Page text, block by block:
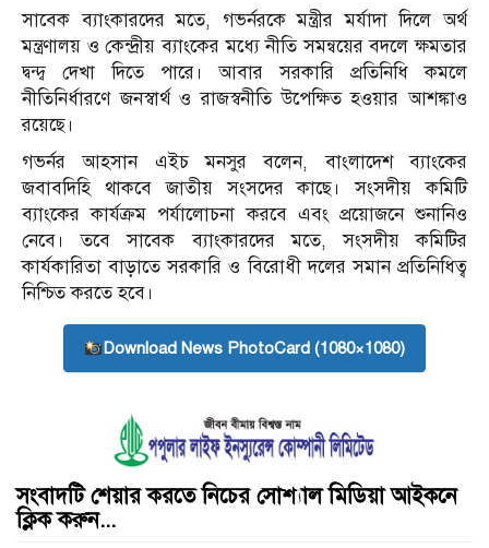
সাবেক ব্যাংকারদের মতে, গভর্নরকে মন্ত্রীর মর্যাদা দিলে অর্থ
মন্ত্রণালয় ও কেন্দ্রীয় ব্যাংকের মধ্যে নীতি সমন্বয়ের বদলে ক্ষমতার
দ্বন্দ্ব দেখা দিতে পারে। আবার সরকারি প্রতিনিধি কমলে
নীতিনির্ধারণে জনস্বার্থ ও রাজস্বনীতি উপেক্ষিত হওয়ার আশঙ্কাও
রয়েছে।
গভর্নর আহসান এইচ মনসুর বলেন, বাংলাদেশ ব্যাংকের
জবাবদিহি থাকবে জাতীয় সংসদের কাছে। সংসদীয় কমিটি
ব্যাংকের কার্যক্রম পর্যালোচনা করবে এবং প্রয়োজনে শুনানিও
নেবে। তবে সাবেক ব্যাংকারদের মতে, সংসদীয় কমিটির
কার্যকারিতা বাড়াতে সরকারি ও বিরোধী দলের সমান প্রতিনিধিত্ব
নিশ্চিত করতে হবে।
Download News PhotoCard (1080×1080)
সংবাদটি শেয়ার করতে নিচের সোশ্যাল মিডিয়া আইকনে
ক্লিক করুন...